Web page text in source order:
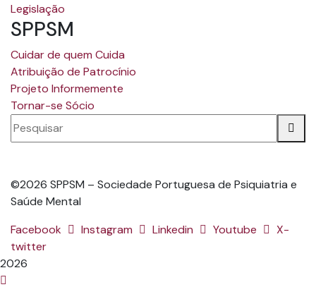
Legislação
SPPSM
Cuidar de quem Cuida
Atribuição de Patrocínio
Projeto Informemente
Tornar-se Sócio
©2026 SPPSM – Sociedade Portuguesa de Psiquiatria e
Saúde Mental
Facebook
Instagram Linkedin Youtube
X-
twitter
2026